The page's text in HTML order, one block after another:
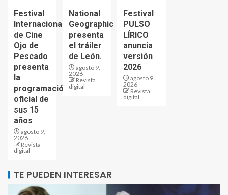
Festival
Internacional
de Cine
Ojo de
Pescado
presenta
la
programación
oficial de
sus 15
años
agosto 9,
2026
Revista
digital
National
Geographic
presenta
el tráiler
de León.
agosto 9,
2026
Revista
digital
Festival
PULSO
LÍRICO
anuncia
versión
2026
agosto 9,
2026
Revista
digital
TE PUEDEN INTERESAR